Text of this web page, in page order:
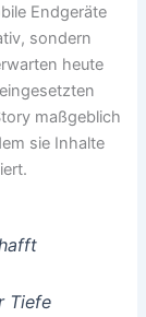
Endgeräte
sondern
heute
maßgeblich
sie Inhalte
Tiefe